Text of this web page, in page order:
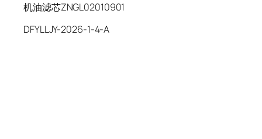
机油滤芯ZNGL02010901
DFYLLJY-2026-1-4-A